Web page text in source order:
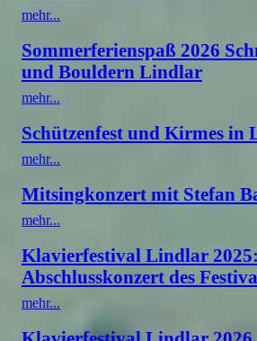
mehr...
Sommerferienspaß 2026
und Bouldern Lindlar
mehr...
Schützenfest und Kirmes
mehr...
Mitsingkonzert mit Stefan
mehr...
Klavierfestival Lindlar 2025:
Abschlusskonzert des
mehr...